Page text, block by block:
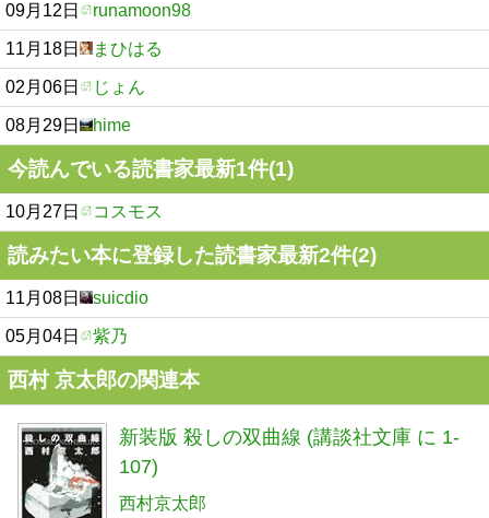
09月12日 runamoon98
11月18日 まひはる
02月06日 じょん
08月29日 hime
今読んでいる読書家最新1件(1)
10月27日 コスモス
読みたい本に登録した読書家最新2件(2)
11月08日 suicdio
05月04日 紫乃
西村 京太郎の関連本
新装版 殺しの双曲線 (講談社文庫 に 1-
107)
西村京太郎